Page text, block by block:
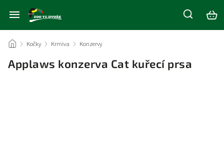
/ Kočky / Krmiva / Konzervy
Applaws konzerva Cat kuřecí prsa